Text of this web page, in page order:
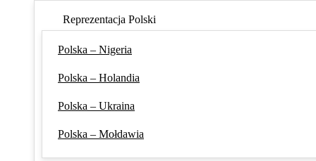
Reprezentacja Polski
Polska – Nigeria
Polska – Holandia
Polska – Ukraina
Polska – Mołdawia